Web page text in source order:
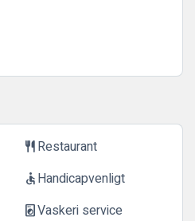
restaurantRestaurant
accessibleHandicapvenligt
local_laundry_serviceVaskeri service